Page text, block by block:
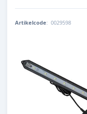
Artikelcode: 0029598